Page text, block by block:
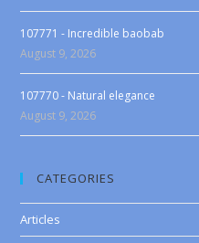
107771 - Incredible baobab
August 9, 2026
107770 - Natural elegance
August 9, 2026
CATEGORIES
Articles